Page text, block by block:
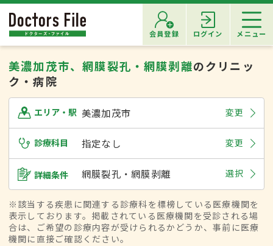
会員登録 ログイン メニュー
美濃加茂市、網膜裂孔・網膜剥離のクリニッ
ク・病院
エリア・駅 美濃加茂市 変更
診療科目 指定なし 変更
詳細条件 網膜裂孔・網膜剥離 選択
※該当する疾患に関連する診療科を標榜している医療機関を
表示しております。掲載されている医療機関を受診される場
合は、ご希望の診療内容が受けられるかどうか、事前に医療
機関に直接ご確認ください。